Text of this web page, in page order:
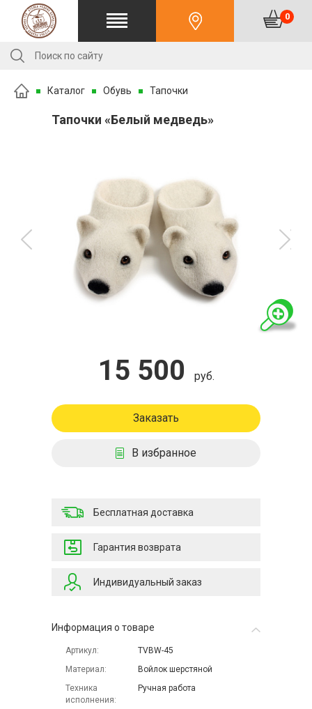
0
Каталог Обувь Тапочки
Тапочки «Белый медведь»
15 500 руб.
Заказать
В избранное
Бесплатная доставка
Гарантия возврата
Индивидуальный заказ
Информация о товаре
Артикул
TVBW-45
Материал
Войлок шерстяной
Техника
исполнения
Ручная работа